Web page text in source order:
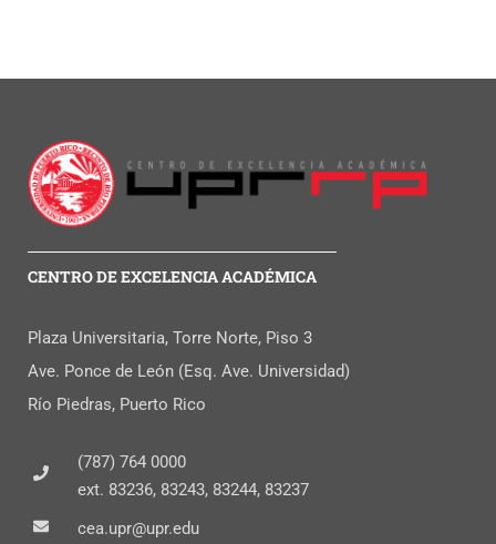
CENTRO DE EXCELENCIA ACADÉMICA
Plaza Universitaria, Torre Norte, Piso 3
Ave. Ponce de León (Esq. Ave. Universidad)
Río Piedras, Puerto Rico
(787) 764 0000
ext. 83236, 83243, 83244, 83237
cea.upr@upr.edu